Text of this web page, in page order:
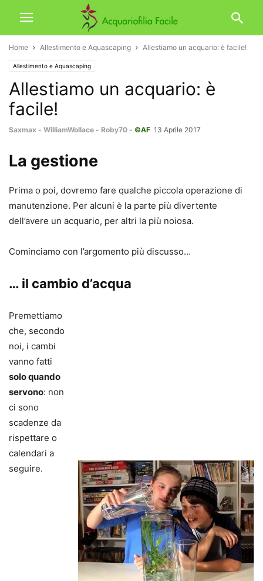
Home Allestimento e Aquascaping Allestiamo un acquario: è facile!
Allestimento e Aquascaping
Allestiamo un acquario: è
facile!
Saxmax - WilliamWollace - Roby70 - ©AF 13 Aprile 2017
La gestione
Prima o poi, dovremo fare qualche piccola operazione di
manutenzione. Per alcuni è la parte più divertente
dell’avere un acquario, per altri la più noiosa.
Cominciamo con l’argomento più discusso…
… il cambio d’acqua
Premettiamo
che, secondo
noi, i cambi
vanno fatti
solo quando
servono: non
ci sono
scadenze da
rispettare o
calendari a
seguire.